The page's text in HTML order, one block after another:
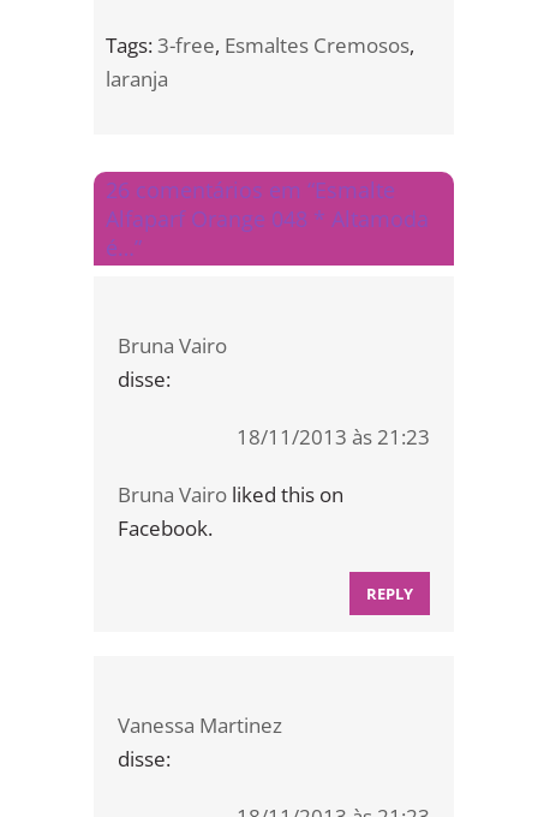
Tags:3-free, Esmaltes Cremosos,
laranja
26 comentários em “Esmalte
Alfaparf Orange 048 * Altamoda
é…”
Bruna Vairo
disse:
18/11/2013 às 21:23
Bruna Vairo liked this on
Facebook.
REPLY
Vanessa Martinez
disse: